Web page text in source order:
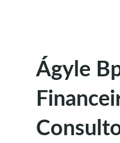
Ágyle